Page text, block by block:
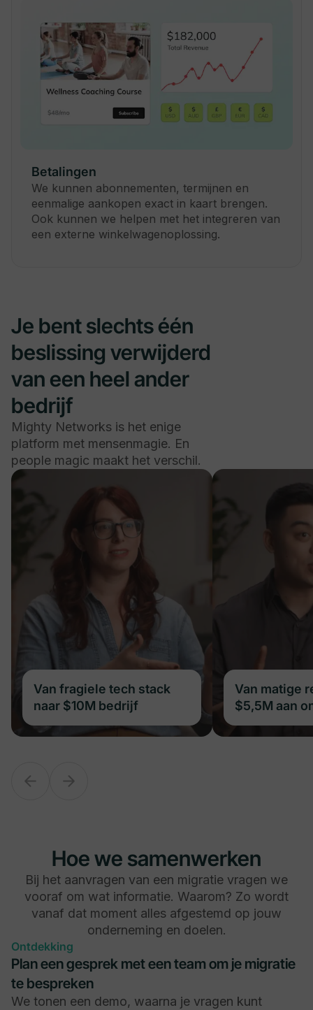
Betalingen
We kunnen abonnementen, termijnen en
eenmalige aankopen exact in kaart brengen.
Ook kunnen we helpen met het integreren van
een externe winkelwagenoplossing.
Je bent slechts één
beslissing verwijderd
van een heel ander
bedrijf
Mighty Networks is het enige
platform met mensenmagie. En
people magic maakt het verschil.
Van fragiele tech stack
naar $10M bedrijf
Van fragiele tech stack
naar $10M bedrijf
Van matige
$5,5M aan
Hoe we samenwerken
Bij het aanvragen van een migratie vragen we
vooraf om wat informatie. Waarom? Zo wordt
vanaf dat moment alles afgestemd op jouw
onderneming en doelen.
Ontdekking
Plan een gesprek met een team om je migratie
te bespreken
We tonen een demo, waarna je vragen kunt